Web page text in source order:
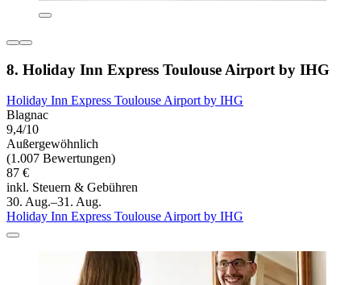
8. Holiday Inn Express Toulouse Airport by IHG
Holiday Inn Express Toulouse Airport by IHG
Blagnac
9,4/10
Außergewöhnlich
(1.007 Bewertungen)
87 €
inkl. Steuern & Gebühren
30. Aug.–31. Aug.
Holiday Inn Express Toulouse Airport by IHG